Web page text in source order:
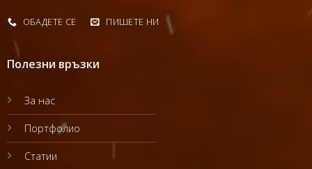
ОБАДЕТЕ СЕ ПИШЕТЕ НИ
Полезни връзки
За нас
Портфолио
Статии